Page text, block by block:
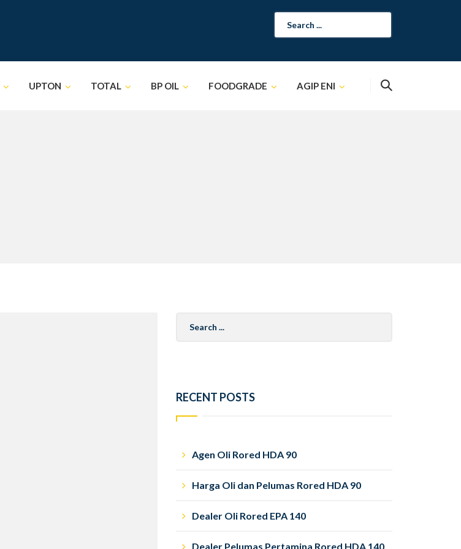
Search
for:
UPTON TOTAL BP OIL FOODGRADE AGIP ENI
for:
RECENT POSTS
Agen Oli Rored HDA 90
Harga Oli dan Pelumas Rored HDA 90
Dealer Oli Rored EPA 140
Dealer Pelumas Pertamina Rored HDA 140